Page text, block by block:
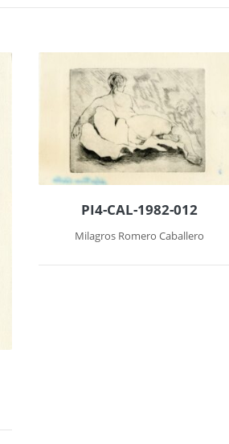
PI4-CAL-1982-012
Milagros Romero Caballero